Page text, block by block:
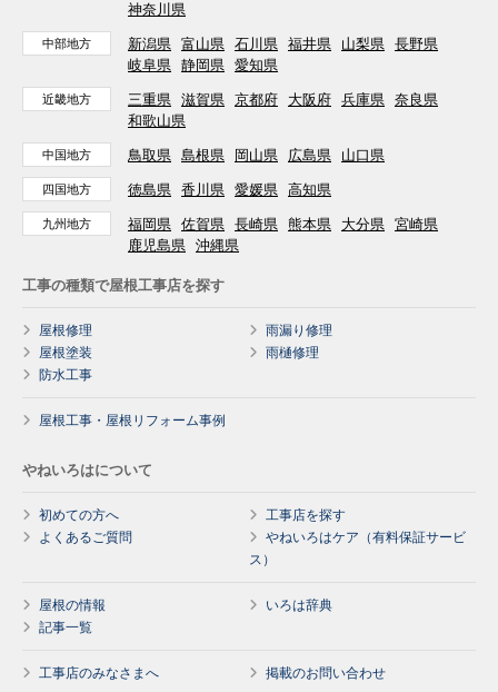
神奈川県
中部地方 新潟県 富山県 石川県 福井県 山梨県 長野県
岐阜県 静岡県 愛知県
近畿地方 三重県 滋賀県 京都府 大阪府 兵庫県 奈良県
和歌山県
中国地方 鳥取県 島根県 岡山県 広島県 山口県
四国地方 徳島県 香川県 愛媛県 高知県
九州地方 福岡県 佐賀県 長崎県 熊本県 大分県 宮崎県
鹿児島県 沖縄県
工事の種類で屋根工事店を探す
屋根修理
雨漏り修理
屋根塗装
雨樋修理
防水工事
屋根工事・屋根リフォーム事例
やねいろはについて
初めての方へ
工事店を探す
よくあるご質問
やねいろはケア（有料保証サービ
ス）
屋根の情報
いろは辞典
記事一覧
工事店のみなさまへ 掲載のお問い合わせ